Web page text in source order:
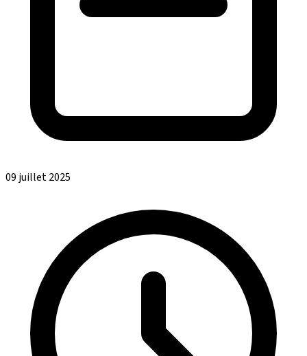
09 juillet 2025